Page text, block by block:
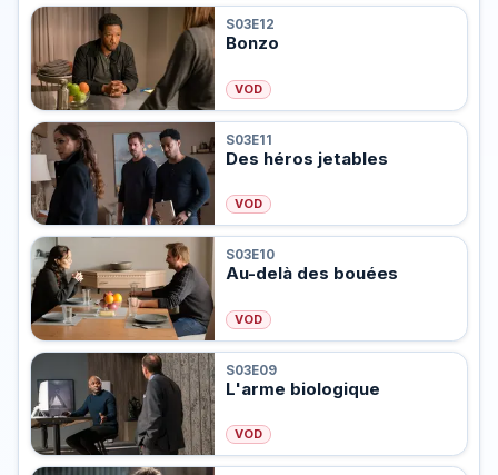
S03E12
Bonzo
VOD
S03E11
Des héros jetables
VOD
S03E10
Au-delà des bouées
VOD
S03E09
L'arme biologique
VOD